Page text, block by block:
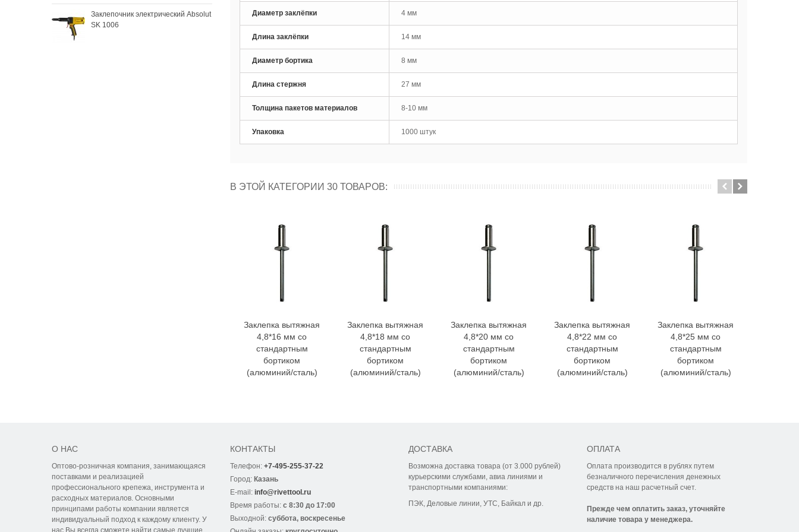
Заклепочник электрический Absolut
SK 1006
Заклепочник аккумуляторный
SKytools SK50R
Диаметр заклёпки 4 мм
Длина заклёпки 14 мм
Диаметр бортика 8 мм
Длина стержня 27 мм
Толщина пакетов материалов 8-10 мм
Упаковка 1000 штук
В ЭТОЙ КАТЕГОРИИ 30 ТОВАРОВ:
Заклепка вытяжная
4,8*16 мм со
стандартным
бортиком
(алюминий/сталь)
Заклепка вытяжная
4,8*18 мм со
стандартным
бортиком
(алюминий/сталь)
Заклепка вытяжная
4,8*20 мм со
стандартным
бортиком
(алюминий/сталь)
Заклепка вытяжная
4,8*22 мм со
стандартным
бортиком
(алюминий/сталь)
Заклепка вытяжная
4,8*25 мм со
стандартным
бортиком
(алюминий/сталь)
О НАС
Оптово-розничная компания, занимающаяся
поставками и реализацией
профессионального крепежа, инструмента и
расходных материалов. Основными
принципами работы компании является
индивидуальный подход к каждому клиенту. У
КОНТАКТЫ
Телефон: +7-495-255-37-22
Город: Казань
E-mail: info@rivettool.ru
Время работы: с 8:30 до 17:00
Выходной: суббота, воскресенье
ДОСТАВКА
Возможна доставка товара (от 3.000 рублей)
курьерскими службами, авиа линиями и
транспортными компаниями:
ПЭК, Деловые линии, УТС, Байкал и др.
ОПЛАТА
Оплата производится в рублях путем
безналичного перечисления денежных
средств на наш расчетный счет.
Прежде чем оплатить заказ, уточняйте
наличие товара у менеджера.